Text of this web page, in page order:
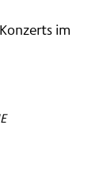
im